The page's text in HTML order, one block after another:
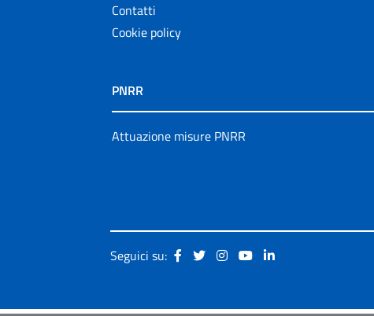
Contatti
Cookie policy
PNRR
Attuazione misure PNRR
Seguici su: